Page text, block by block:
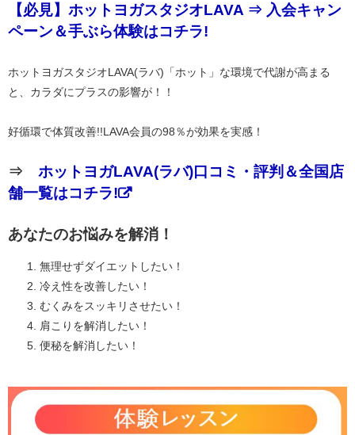
【必見】ホットヨガスタジオLAVA ⇒ 入会キャン
ペーン＆手ぶら体験はコチラ!
ホットヨガスタジオLAVA(ラバ)「ホット」な環境で代謝が高まる
と、カラダにプラスの影響が！！
好循環で体質改善!!LAVA会員の98％が効果を実感！
⇒ ホットヨガLAVA(ラバ)口コミ・評判＆全国店
舗一覧はコチラ!
あなたのお悩みを解消！
無理せずダイエットしたい！
冷え性を改善したい！
むくみをスッキリさせたい！
肩こりを解消したい！
便秘を解消したい！